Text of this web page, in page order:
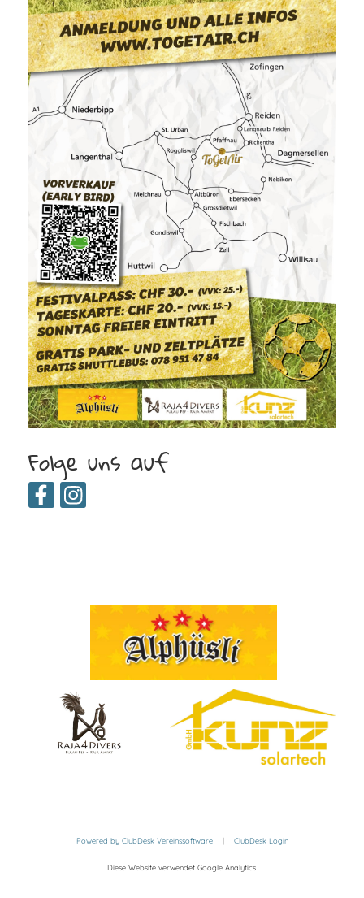
Folge uns auf
Powered by ClubDesk Vereinssoftware| ClubDesk Login
Diese Website verwendet Google Analytics.